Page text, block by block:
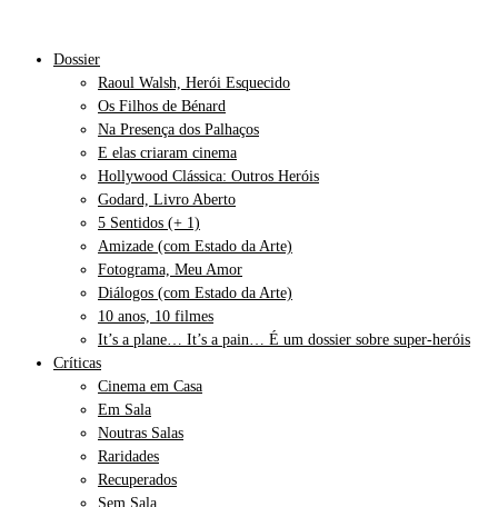
Dossier
Raoul Walsh, Herói Esquecido
Os Filhos de Bénard
Na Presença dos Palhaços
E elas criaram cinema
Hollywood Clássica: Outros Heróis
Godard, Livro Aberto
5 Sentidos (+ 1)
Amizade (com Estado da Arte)
Fotograma, Meu Amor
Diálogos (com Estado da Arte)
10 anos, 10 filmes
It’s a plane… It’s a pain… É um dossier sobre super-heróis
Críticas
Cinema em Casa
Em Sala
Noutras Salas
Raridades
Recuperados
Sem Sala